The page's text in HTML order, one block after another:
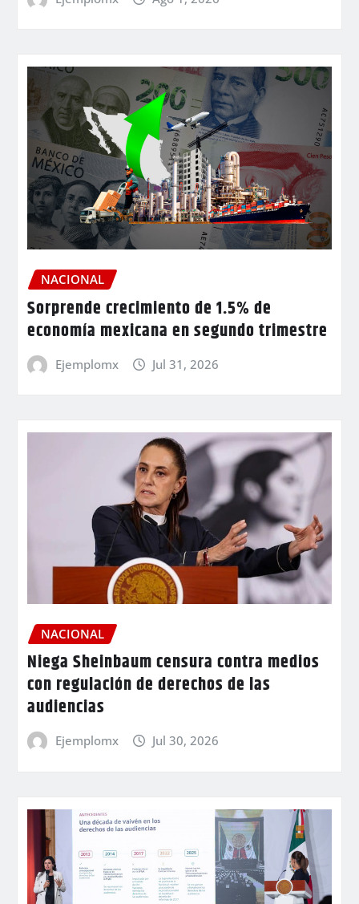
NACIONAL
Sorprende crecimiento de 1.5% de
economía mexicana en segundo trimestre
Ejemplomx Jul 31, 2026
NACIONAL
Niega Sheinbaum censura contra medios
con regulación de derechos de las
audiencias
Ejemplomx Jul 30, 2026